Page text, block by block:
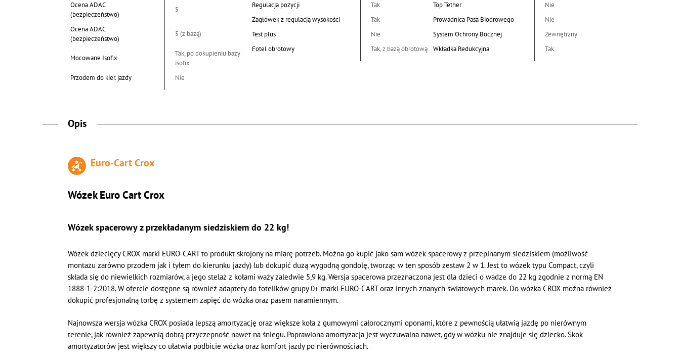
Ocena ADAC
(bezpieczeństwo)
5
Ocena ADAC
(bezpieczeństwo)
5 (z bazą)
Mocowane Isofix
Tak, po dokupieniu bazy
isofix
Przodem do kier. jazdy
Nie
Regulacja pozycji
Tak
Zagłówek z regulacją wysokości
Tak
Test plus
Nie
Fotel obrotowy
Tak, z bazą obrotową
Top Tether
Nie
Prowadnica Pasa Biodrowego
Nie
System Ochrony Bocznej
Zewnętrzny
Wkładka Redukcyjna
Tak
Opis
Euro-Cart Crox
Wózek Euro Cart Crox
Wózek spacerowy z przekładanym siedziskiem do 22 kg!
Wózek dziecięcy CROX marki EURO-CART to produkt skrojony na miarę potrzeb. Można go kupić jako sam wózek spacerowy z przepinanym siedziskiem (możliwość
montażu zarówno przodem jak i tyłem do kierunku jazdy) lub dokupić dużą wygodną gondolę, tworząc w ten sposób zestaw 2 w 1. Jest to wózek typu Compact, czyli
składa się do niewielkich rozmiarów, a jego stelaż z kołami waży zaledwie 5,9 kg. Wersja spacerowa przeznaczona jest dla dzieci o wadze do 22 kg zgodnie z normą EN
1888-1-2:2018. W ofercie dostępne są również adaptery do fotelików grupy 0+ marki EURO-CART oraz innych znanych światowych marek. Do wózka CROX można również
dokupić profesjonalną torbę z systemem zapięć do wózka oraz pasem naramiennym.
Najnowsza wersja wózka CROX posiada lepszą amortyzację oraz większe koła z gumowymi całorocznymi oponami, które z pewnością ułatwią jazdę po nierównym
terenie, jak również zapewnią dobrą przyczepność nawet na śniegu. Poprawiona amortyzacja jest wyczuwalna nawet, gdy w wózku nie znajduje się dziecko. Skok
amortyzatorów jest większy co ułatwia podbicie wózka oraz komfort jazdy po nierównościach.